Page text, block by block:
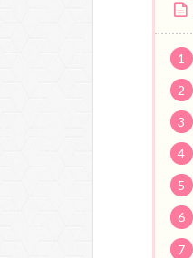
1
2
3
4
5
6
7